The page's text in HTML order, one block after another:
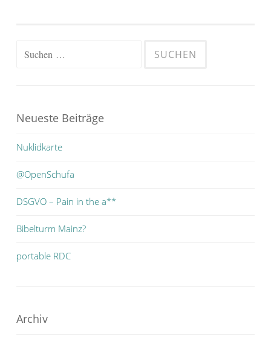
Suchen
Neueste Beiträge
Nuklidkarte
@OpenSchufa
DSGVO – Pain in the a**
Bibelturm Mainz?
portable RDC
Archiv